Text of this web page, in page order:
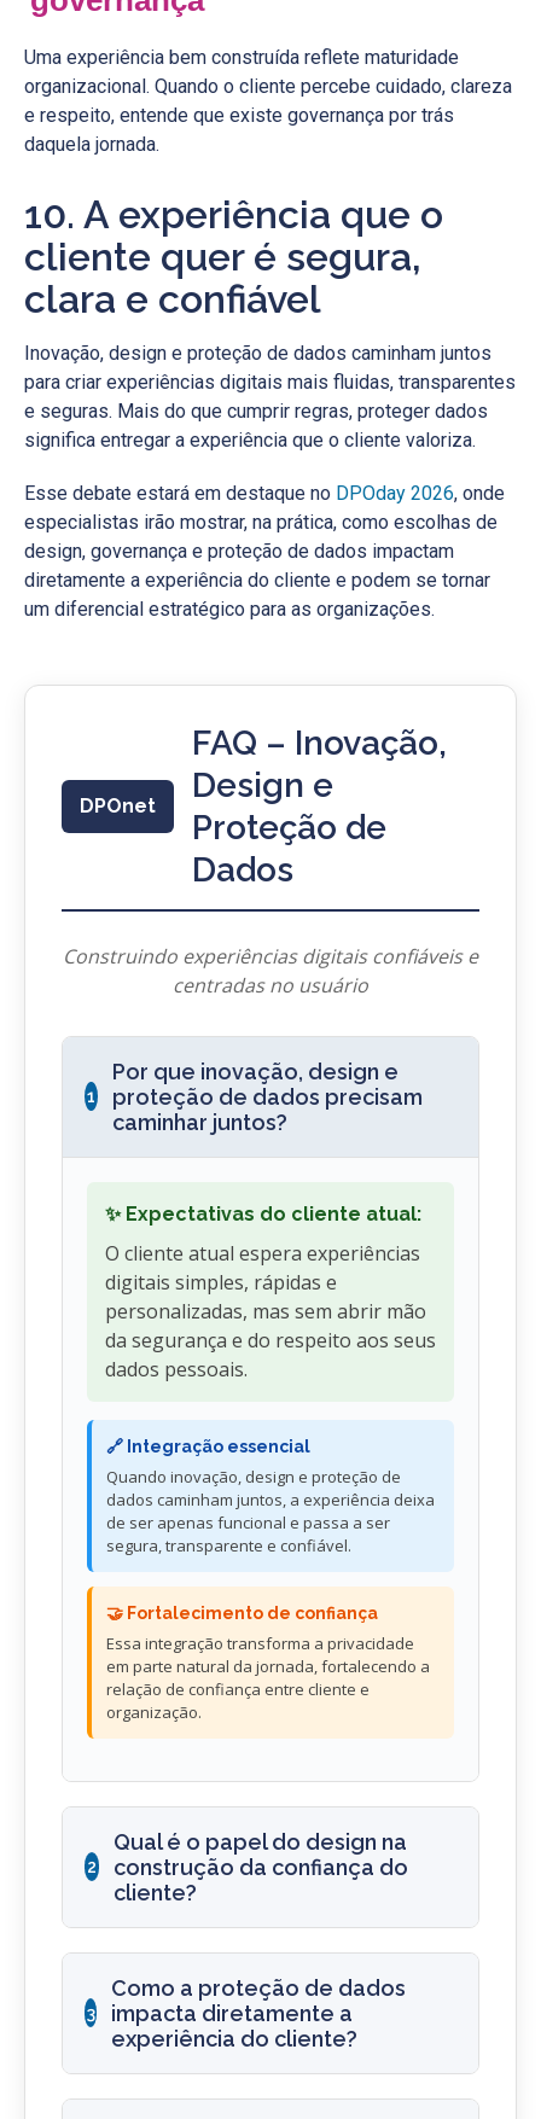
Uma experiência bem construída reflete maturidade
organizacional. Quando o cliente percebe cuidado, clareza
e respeito, entende que existe governança por trás
daquela jornada.
10. A experiência que o
cliente quer é segura,
clara e confiável
Inovação, design e proteção de dados caminham juntos
para criar experiências digitais mais fluidas, transparentes
e seguras. Mais do que cumprir regras, proteger dados
significa entregar a experiência que o cliente valoriza.
Esse debate estará em destaque no DPOday 2026, onde
especialistas irão mostrar, na prática, como escolhas de
design, governança e proteção de dados impactam
diretamente a experiência do cliente e podem se tornar
um diferencial estratégico para as organizações.
DPOnet
FAQ – Inovação,
Design e
Proteção de
Dados
Construindo experiências digitais confiáveis e
centradas no usuário
1
Por que inovação, design e
proteção de dados precisam
caminhar juntos?
✨ Expectativas do cliente atual:
O cliente atual espera experiências
digitais simples, rápidas e
personalizadas, mas sem abrir mão
da segurança e do respeito aos seus
dados pessoais.
🔗 Integração essencial
Quando inovação, design e proteção de
dados caminham juntos, a experiência deixa
de ser apenas funcional e passa a ser
segura, transparente e confiável.
🤝 Fortalecimento de confiança
Essa integração transforma a privacidade
em parte natural da jornada, fortalecendo a
relação de confiança entre cliente e
organização.
2
Qual é o papel do design na
construção da confiança do
cliente?
3
Como a proteção de dados
impacta diretamente a
experiência do cliente?